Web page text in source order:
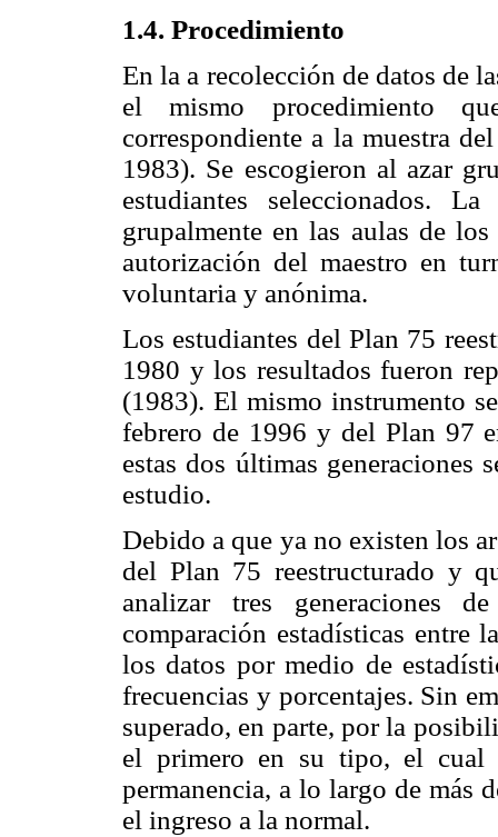
1.4. Procedimiento
En la a recolección de datos de
el mismo procedimiento
correspondiente a la muestra
1983). Se escogieron al azar
estudiantes seleccionados.
grupalmente en las aulas de
autorización del maestro en
voluntaria y anónima.
Los estudiantes del Plan 75
1980 y los resultados fueron
(1983). El mismo instrumento
febrero de 1996 y del Plan 97
estas dos últimas generaciones
estudio.
Debido a que ya no existen los
del Plan 75 reestructurado y
analizar tres generaciones
comparación estadísticas entre
los datos por medio de
frecuencias y porcentajes. Sin
superado, en parte, por la
el primero en su tipo, el cual
permanencia, a lo largo de más
el ingreso a la normal.